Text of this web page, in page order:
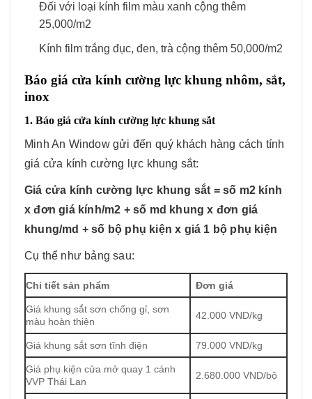
Đối với loại kính film màu xanh cộng thêm
25,000/m2
Kính film trắng đục, đen, trà cộng thêm 50,000/m2
Báo giá cửa kính cường lực khung nhôm, sắt,
inox
1. Báo giá cửa kính cường lực khung sắt
Minh An Window gửi đến quý khách hàng cách tính
giá cửa kính cường lực khung sắt:
Giá cửa kính cường lực khung sắt = số m2 kính
x đơn giá kính/m2 + số md khung x đơn giá
khung/md + số bộ phụ kiện x giá 1 bộ phụ kiện
Cụ thể như bảng sau:
Chi tiết sản phẩm Đơn giá
Giá khung sắt sơn chống gỉ, sơn
màu hoàn thiện
42.000 VND/kg
Giá khung sắt sơn tĩnh điện 79.000 VND/kg
Giá phụ kiện cửa mở quay 1 cánh
VVP Thái Lan
2.680.000 VND/bộ